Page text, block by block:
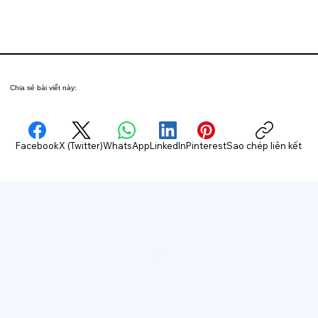
Chia sẻ bài viết này:
FacebookX (Twitter)WhatsAppLinkedInPinterestSao chép liên kết